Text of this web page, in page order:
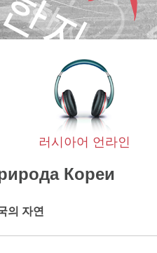
러시아어 언라인
Кореи
의 자연